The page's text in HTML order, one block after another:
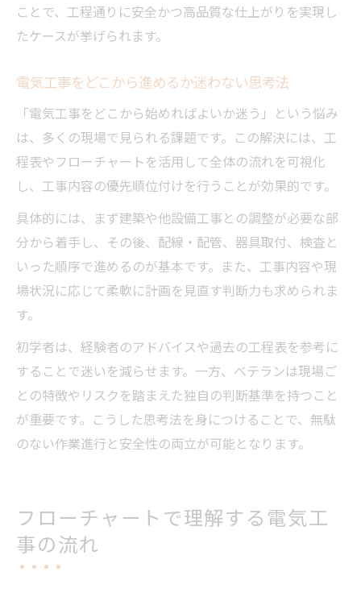
ことで、工程通りに安全かつ高品質な仕上がりを実現し
たケースが挙げられます。
電気工事をどこから進めるか迷わない思考法
「電気工事をどこから始めればよいか迷う」という悩み
は、多くの現場で見られる課題です。この解決には、工
程表やフローチャートを活用して全体の流れを可視化
し、工事内容の優先順位付けを行うことが効果的です。
具体的には、まず建築や他設備工事との調整が必要な部
分から着手し、その後、配線・配管、器具取付、検査と
いった順序で進めるのが基本です。また、工事内容や現
場状況に応じて柔軟に計画を見直す判断力も求められま
す。
初学者は、経験者のアドバイスや過去の工程表を参考に
することで迷いを減らせます。一方、ベテランは現場ご
との特徴やリスクを踏まえた独自の判断基準を持つこと
が重要です。こうした思考法を身につけることで、無駄
のない作業進行と安全性の両立が可能となります。
フローチャートで理解する電気工
事の流れ